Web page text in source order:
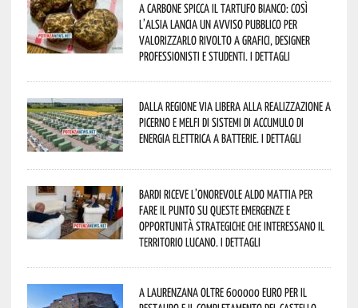
A Carbone spicca il tartufo bianco: così
l’Alsia lancia un avviso pubblico per
valorizzarlo rivolto a grafici, designer
professionisti e studenti. I dettagli
Dalla Regione via libera alla realizzazione a
Picerno e Melfi di sistemi di accumulo di
energia elettrica a batterie. I dettagli
Bardi riceve l’onorevole Aldo Mattia per
fare il punto su queste emergenze e
opportunità strategiche che interessano il
territorio lucano. I dettagli
A Laurenzana oltre 600000 euro per il